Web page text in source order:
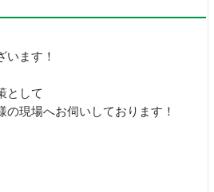
います！
として
現場へお伺いしております！